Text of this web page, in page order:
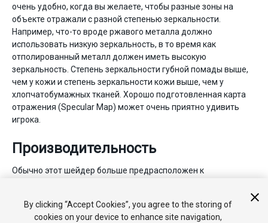
очень удобно, когда вы желаете, чтобы разные зоны на
объекте отражали с разной степенью зеркальности.
Например, что-то вроде ржавого металла должно
использовать низкую зеркальность, в то время как
отполированный металл должен иметь высокую
зеркальность. Степень зеркальности губной помады выше,
чем у кожи и степень зеркальности кожи выше, чем у
хлопчатобумажных тканей. Хорошо подготовленная карта
отражения (Specular Map) может очень приятно удивить
игрока.
Производительность
Обычно этот шейдер больше предрасположен к
ознакомьтесь со страницейпроизводительность шейдеров
By clicking “Accept Cookies”, you agree to the storing of
cookies on your device to enhance site navigation,